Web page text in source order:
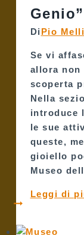
Di Pio
Se vi
allora non
scoperta
Nella
introduce
le sue
queste,
gioiello
Museo
Leggi di